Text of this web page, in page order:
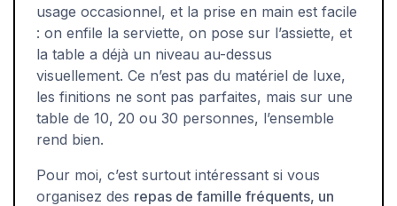
usage occasionnel, et la prise en main est facile
: on enfile la serviette, on pose sur l’assiette, et
la table a déjà un niveau au-dessus
visuellement. Ce n’est pas du matériel de luxe,
les finitions ne sont pas parfaites, mais sur une
table de 10, 20 ou 30 personnes, l’ensemble
rend bien.
Pour moi, c’est surtout intéressant si vous
organisez des repas de famille fréquents, un